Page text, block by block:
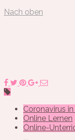
Nach oben
Coronavirus
Online Lernen
Online-